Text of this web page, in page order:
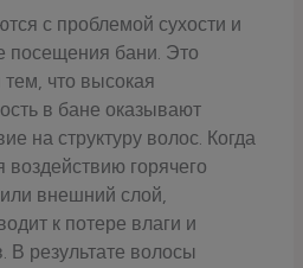
с проблемой сухости и
посещения бани. Это
что высокая
в бане оказывают
на структуру волос. Когда
горячего
или внешний слой,
к потере влаги и
В результате волосы